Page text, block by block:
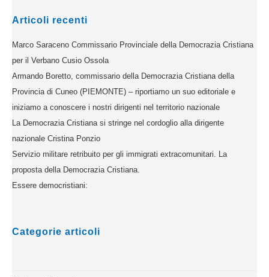
Articoli recenti
Marco Saraceno Commissario Provinciale della Democrazia Cristiana
per il Verbano Cusio Ossola
Armando Boretto, commissario della Democrazia Cristiana della
Provincia di Cuneo (PIEMONTE) – riportiamo un suo editoriale e
iniziamo a conoscere i nostri dirigenti nel territorio nazionale
La Democrazia Cristiana si stringe nel cordoglio alla dirigente
nazionale Cristina Ponzio
Servizio militare retribuito per gli immigrati extracomunitari. La
proposta della Democrazia Cristiana.
Essere democristiani:
Categorie articoli